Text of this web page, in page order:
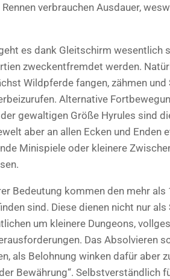
verbrauchen Ausdauer,
es dank Gleitschirm wesentlich
zweckentfremdet werden.
Wildpferde fangen, zähmen
Alternative
gewaltigen Größe Hyrules sind
aber an allen Ecken und
Minispiele oder kleinere
Bedeutung kommen den mehr
sind. Diese dienen nicht nur
um kleinere Dungeons,
. Das Absolvieren
als Belohnung winken dafür aber
Bewährung“. Selbstverständlich